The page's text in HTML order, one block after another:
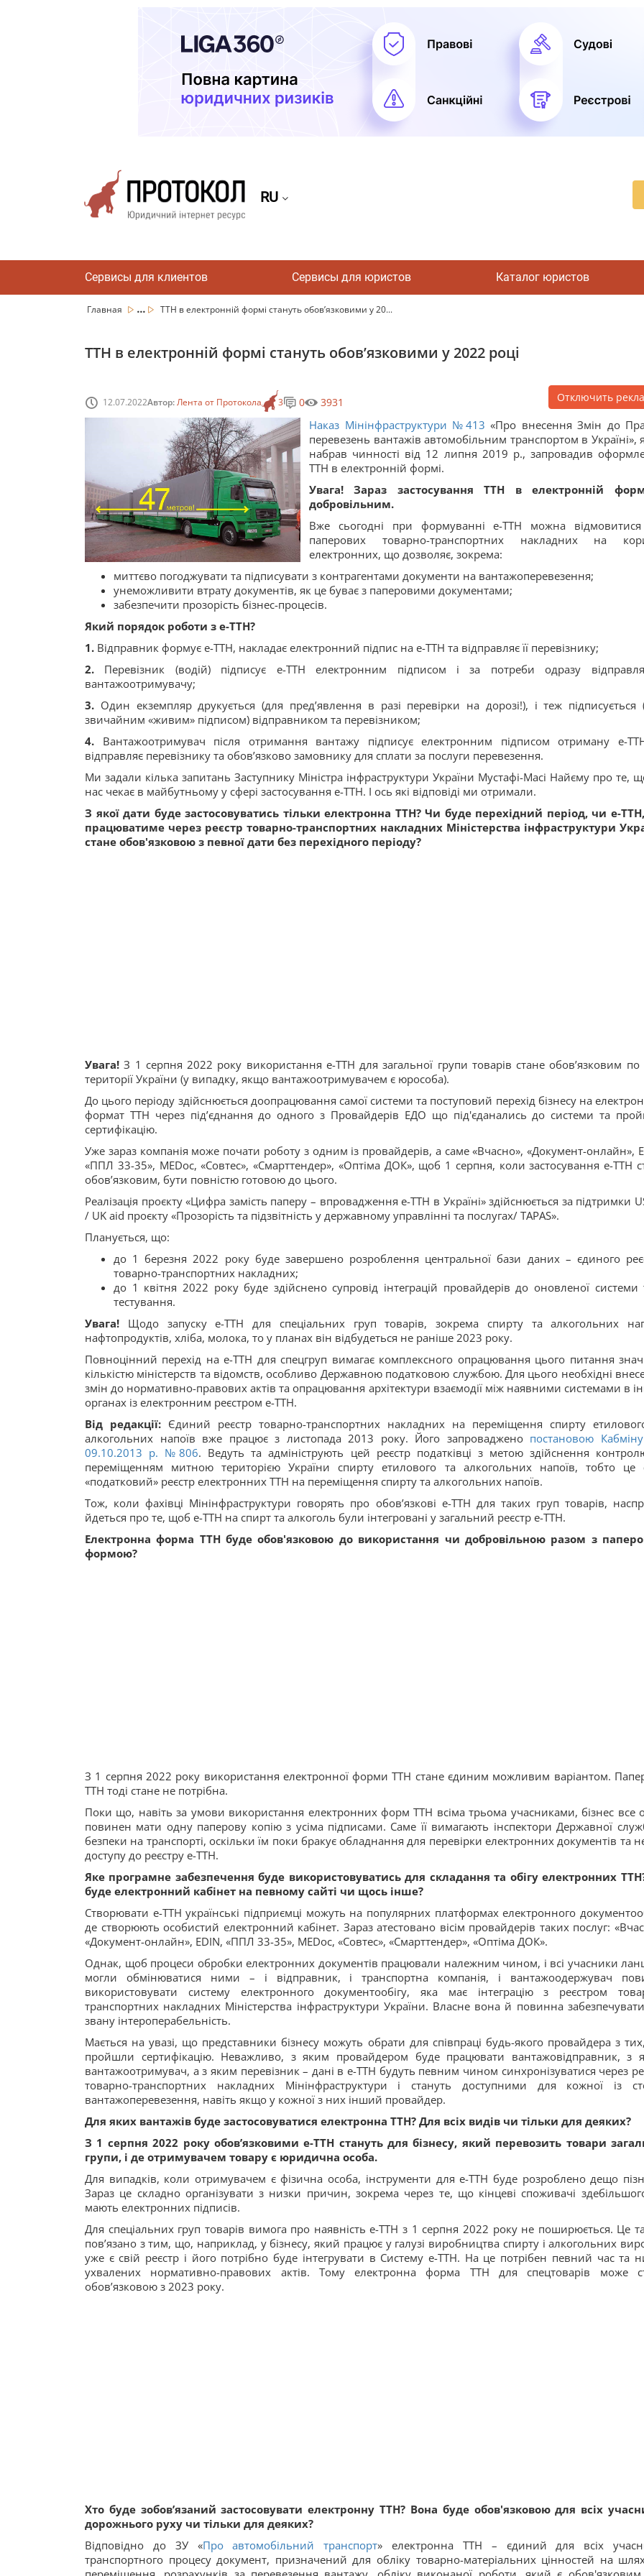
RU
Сервисы для клиентов Сервисы для юристов Каталог юристов
Главная ... ТТН в електронній формі стануть обов’язковими у 20...
ТТН в електронній формі стануть обов’язковими у 2022 році
12.07.2022Автор:Лента от Протокола 3 0 3931 Отключить
Наказ Мінінфраструктури №413 «Про внесення Змін до
перевезень вантажів автомобільним транспортом в Україні»,
набрав чинності від 12 липня 2019 р., запровадив
ТТН в електронній формі.
Увага! Зараз застосування ТТН в електронній
добровільним.
Вже сьогодні при формуванні е-ТТН можна відмовитися
паперових товарно-транспортних накладних на
електронних, що дозволяє, зокрема:
миттєво погоджувати та підписувати з контрагентами документи на вантажоперевезення;
унеможливити втрату документів, як це буває з паперовими документами;
забезпечити прозорість бізнес-процесів.
Який порядок роботи з е-ТТН?
1. Відправник формує е-ТТН, накладає електронний підпис на е-ТТН та відправляє її перевізнику;
2. Перевізник (водій) підписує е-ТТН електронним підписом і за потреби одразу
вантажоотримувачу;
3. Один екземпляр друкується (для пред’явлення в разі перевірки на дорозі!), і теж підписується
звичайним «живим» підписом) відправником та перевізником;
4. Вантажоотримувач після отримання вантажу підписує електронним підписом отриману е-
відправляє перевізнику та обов’язково замовнику для сплати за послуги перевезення.
Ми задали кілька запитань Заступнику Міністра інфраструктури України Мустафі-Масі Найєму про те,
нас чекає в майбутньому у сфері застосування е-ТТН. І ось які відповіді ми отримали.
З якої дати буде застосовуватись тільки електронна ТТН? Чи буде перехідний період, чи е-
працюватиме через реєстр товарно-транспортних накладних Міністерства інфраструктури
стане обов'язковою з певної дати без перехідного періоду?
Увага! З 1 серпня 2022 року використання е-ТТН для загальної групи товарів стане обов’язковим по
території України (у випадку, якщо вантажоотримувачем є юрособа).
До цього періоду здійснюється доопрацювання самої системи та поступовий перехід бізнесу на
формат ТТН через під’єднання до одного з Провайдерів ЕДО що під'єданались до системи та
сертифікацію.
Уже зараз компанія може почати роботу з одним із провайдерів, а саме «Вчасно», «Документ-онлайн»,
«ППЛ 33-35», MEDoc, «Совтес», «Смарттендер», «Оптіма ДОК», щоб 1 серпня, коли застосування е-ТТН
обов’язковим, бути повністю готовою до цього.
Реалізація проєкту «Цифра замість паперу – впровадження е-ТТН в Україні» здійснюється за підтримки
/ UK aid проєкту «Прозорість та підзвітність у державному управлінні та послугах/ TAPAS».
Планується, що:
до 1 березня 2022 року буде завершено розроблення центральної бази даних – єдиного
товарно-транспортних накладних;
до 1 квітня 2022 року буде здійснено супровід інтеграцій провайдерів до оновленої системи
тестування.
Увага! Щодо запуску е-ТТН для спеціальних груп товарів, зокрема спирту та алкогольних
нафтопродуктів, хліба, молока, то у планах він відбудеться не раніше 2023 року.
Повноцінний перехід на е-ТТН для спецгруп вимагає комплексного опрацювання цього питання
кількістю міністерств та відомств, особливо Державною податковою службою. Для цього необхідні
змін до нормативно-правових актів та опрацювання архітектури взаємодії між наявними системами в
органах із електронним реєстром е-ТТН.
Від редакції: Єдиний реєстр товарно-транспортних накладних на переміщення спирту
алкогольних напоїв вже працює з листопада 2013 року. Його запроваджено постановою
09.10.2013 р. №806. Ведуть та адмініструють цей реєстр податківці з метою здійснення
переміщенням митною територією України спирту етилового та алкогольних напоїв, тобто це
«податковий» реєстр електронних ТТН на переміщення спирту та алкогольних напоїв.
Тож, коли фахівці Мінінфраструктури говорять про обов’язкові е-ТТН для таких груп товарів,
йдеться про те, щоб е-ТТН на спирт та алкоголь були інтегровані у загальний реєстр е-ТТН.
Електронна форма ТТН буде обов'язковою до використання чи добровільною разом з
формою?
З 1 серпня 2022 року використання електронної форми ТТН стане єдиним можливим варіантом.
ТТН тоді стане не потрібна.
Поки що, навіть за умови використання електронних форм ТТН всіма трьома учасниками, бізнес все
повинен мати одну паперову копію з усіма підписами. Саме її вимагають інспектори Державної
безпеки на транспорті, оскільки їм поки бракує обладнання для перевірки електронних документів та
доступу до реєстру е-ТТН.
Яке програмне забезпечення буде використовуватись для складання та обігу електронних
буде електронний кабінет на певному сайті чи щось інше?
Створювати е-ТТН українські підприємці можуть на популярних платформах електронного
де створюють особистий електронний кабінет. Зараз атестовано вісім провайдерів таких послуг:
«Документ-онлайн», EDIN, «ППЛ 33-35», MEDoc, «Совтес», «Смарттендер», «Оптіма ДОК».
Однак, щоб процеси обробки електронних документів працювали належним чином, і всі учасники
могли обмінюватися ними – і відправник, і транспортна компанія, і вантажоодержувач
використовувати систему електронного документообігу, яка має інтеграцію з реєстром
транспортних накладних Міністерства інфраструктури України. Власне вона й повинна
звану інтероперабельність.
Мається на увазі, що представники бізнесу можуть обрати для співпраці будь-якого провайдера з
пройшли сертифікацію. Неважливо, з яким провайдером буде працювати вантажовідправник, з
вантажоотримувач, а з яким перевізник – дані в е-ТТН будуть певним чином синхронізуватися через
товарно-транспортних накладних Мінінфраструктури і стануть доступними для кожної із
вантажоперевезення, навіть якщо у кожної з них інший провайдер.
Для яких вантажів буде застосовуватися електронна ТТН? Для всіх видів чи тільки для деяких?
З 1 серпня 2022 року обов’язковими е-ТТН стануть для бізнесу, який перевозить товари
групи, і де отримувачем товару є юридична особа.
Для випадків, коли отримувачем є фізична особа, інструменти для е-ТТН буде розроблено дещо
Зараз це складно організувати з низки причин, зокрема через те, що кінцеві споживачі
мають електронних підписів.
Для спеціальних груп товарів вимога про наявність е-ТТН з 1 серпня 2022 року не поширюється. Це
пов’язано з тим, що, наприклад, у бізнесу, який працює у галузі виробництва спирту і алкогольних
уже є свій реєстр і його потрібно буде інтегрувати в Систему е-ТТН. На це потрібен певний час та
ухвалених нормативно-правових актів. Тому електронна форма ТТН для спецтоварів може
обов’язковою з 2023 року.
Хто буде зобов’язаний застосовувати електронну ТТН? Вона буде обов'язковою для всіх
дорожнього руху чи тільки для деяких?
Відповідно до ЗУ «Про автомобільний транспорт» електронна ТТН – єдиний для всіх
транспортного процесу документ, призначений для обліку товарно-матеріальних цінностей на